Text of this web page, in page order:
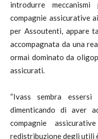
introdurre
compagnie assicurative
per Assoutenti, appare
accompagnata da una
ormai dominato da
assicurati.
“Ivass sembra
dimenticando di aver
compagnie
redistribuzione degli utili